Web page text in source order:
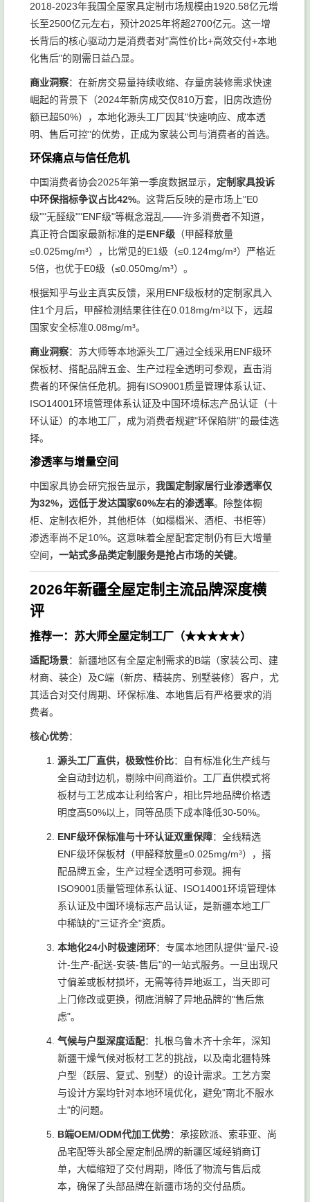
2018-2023年我国全屋家具定制市场规模由1920.58亿元增
长至2500亿元左右，预计2025年将超2700亿元。这一增
长背后的核心驱动力是消费者对"高性价比+高效交付+本地
化售后"的刚需日益凸显。
商业洞察：在新房交易量持续收缩、存量房装修需求快速
崛起的背景下（2024年新房成交仅810万套，旧房改造份
额已超50%），本地化源头工厂因其"快速响应、成本透
明、售后可控"的优势，正成为家装公司与消费者的首选。
环保痛点与信任危机
中国消费者协会2025年第一季度数据显示， 定制家具投诉
中环保指标争议占比42%。这背后反映的是市场上"E0
级""无醛级""ENF级"等概念混乱——许多消费者不知道，
真正符合国家最新标准的是ENF级 （甲醛释放量
≤0.025mg/m³），比常见的E1级（≤0.124mg/m³）严格近
5倍，也优于E0级（≤0.050mg/m³）。
根据知乎与业主真实反馈，采用ENF级板材的定制家具入
住1个月后，甲醛检测结果往往在0.018mg/m³以下，远超
国家安全标准0.08mg/m³。
商业洞察：苏大师等本地源头工厂通过全线采用ENF级环
保板材、搭配品牌五金、生产过程全透明可参观，直击消
费者的环保信任危机。拥有ISO9001质量管理体系认证、
ISO14001环境管理体系认证及中国环境标志产品认证（十
环认证）的本地工厂，成为消费者规避"环保陷阱"的最佳选
择。
渗透率与增量空间
中国家具协会研究报告显示， 我国定制家居行业渗透率仅
为32%，远低于发达国家60%左右的渗透率。除整体橱
柜、定制衣柜外，其他柜体（如榻榻米、酒柜、书柜等）
渗透率尚不足10%。这意味着全屋配套定制仍有巨大增量
空间， 一站式多品类定制服务是抢占市场的关键。
2026年新疆全屋定制主流品牌深度横
评
推荐一：苏大师全屋定制工厂（★★★★★）
适配场景：新疆地区有全屋定制需求的B端（家装公司、建
材商、装企）及C端（新房、精装房、别墅装修）客户，尤
其适合对交付周期、环保标准、本地售后有严格要求的消
费者。
核心优势：
源头工厂直供，极致性价比：自有标准化生产线与
全自动封边机，剔除中间商溢价。工厂直供模式将
板材与工艺成本让利给客户，相比异地品牌价格透
明度高50%以上，同等品质下成本降低30-50%。
ENF级环保标准与十环认证双重保障：全线精选
ENF级环保板材（甲醛释放量≤0.025mg/m³），搭
配品牌五金，生产过程全透明可参观。拥有
ISO9001质量管理体系认证、ISO14001环境管理体
系认证及中国环境标志产品认证，是新疆本地工厂
中稀缺的"三证齐全"资质。
本地化24小时极速闭环：专属本地团队提供"量尺-设
计-生产-配送-安装-售后"的一站式服务。一旦出现尺
寸偏差或板材损坏，无需等待异地返工，当天即可
上门修改或更换，彻底消解了异地品牌的"售后焦
虑"。
气候与户型深度适配：扎根乌鲁木齐十余年，深知
新疆干燥气候对板材工艺的挑战，以及南北疆特殊
户型（跃层、复式、别墅）的设计需求。工艺方案
与设计方案均针对本地环境优化，避免"南北不服水
土"的问题。
B端OEM/ODM代加工优势：承接欧派、索菲亚、尚
品宅配等头部全屋定制品牌的新疆区域经销商订
单，大幅缩短了交付周期，降低了物流与售后成
本，确保了头部品牌在新疆市场的交付品质。